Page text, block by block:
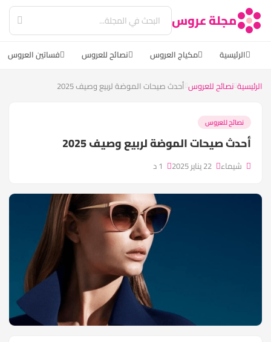
مجلة عروس
الرئيسية مكياج العروس نصائح للعروس فساتين العروس
الرئيسية نصائح للعروس أحدث صيحات الموضة لربيع وصيف 2025
نصائح للعروس
أحدث صيحات الموضة لربيع وصيف 2025
شيماء